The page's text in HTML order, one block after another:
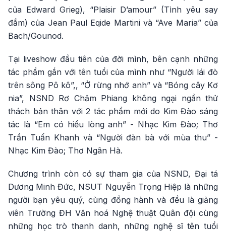
của Edward Grieg), “Plaisir D’amour” (Tình yêu say
đắm) của Jean Paul Eqide Martini và “Ave Maria” của
Bach/Gounod.
Tại liveshow đầu tiên của đời mình, bên cạnh những
tác phẩm gắn với tên tuổi của mình như “Người lái đò
trên sông Pô kô”,, “Ở rừng nhớ anh” và “Bóng cây Kơ
nia”, NSND Rơ Chăm Phiang không ngại ngần thử
thách bản thân với 2 tác phẩm mới do Kim Đào sáng
tác là “Em có hiểu lòng anh” - Nhạc Kim Đào; Thơ
Trần Tuấn Khanh và “Người đàn bà với mùa thu” -
Nhạc Kim Đào; Thơ Ngân Hà.
Chương trình còn có sự tham gia của NSND, Đại tá
Dương Minh Đức, NSUT Nguyễn Trọng Hiệp là những
người bạn yêu quý, cùng đồng hành và đều là giảng
viên Trường ĐH Văn hoá Nghệ thuật Quân đội cùng
những học trò thanh danh, những nghệ sĩ tên tuổi